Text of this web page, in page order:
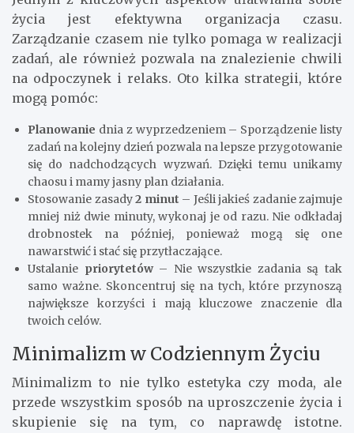
życia jest efektywna organizacja czasu.
Zarządzanie czasem nie tylko pomaga w realizacji
zadań, ale również pozwala na znalezienie chwili
na odpoczynek i relaks. Oto kilka strategii, które
mogą pomóc:
Planowanie dnia z wyprzedzeniem – Sporządzenie listy
zadań na kolejny dzień pozwala na lepsze przygotowanie
się do nadchodzących wyzwań. Dzięki temu unikamy
chaosu i mamy jasny plan działania.
Stosowanie zasady2 minut – Jeśli jakieś zadanie zajmuje
mniej niż dwie minuty, wykonaj je od razu. Nie odkładaj
drobnostek na później, ponieważ mogą się one
nawarstwić i stać się przytłaczające.
Ustalanie priorytetów– Nie wszystkie zadania są tak
samo ważne. Skoncentruj się na tych, które przynoszą
największe korzyści i mają kluczowe znaczenie dla
twoich celów.
Minimalizm w Codziennym Życiu
Minimalizm to nie tylko estetyka czy moda, ale
przede wszystkim sposób na uproszczenie życia i
skupienie się na tym, co naprawdę istotne.